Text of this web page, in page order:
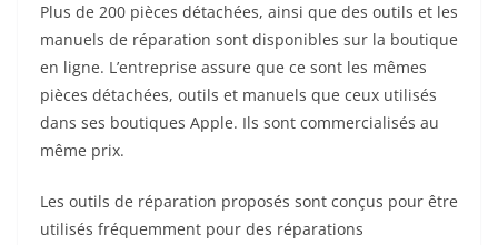
Plus de 200 pièces détachées, ainsi que des outils et les
manuels de réparation sont disponibles sur la boutique
en ligne. L’entreprise assure que ce sont les mêmes
pièces détachées, outils et manuels que ceux utilisés
dans ses boutiques Apple. Ils sont commercialisés au
même prix.
Les outils de réparation proposés sont conçus pour être
utilisés fréquemment pour des réparations